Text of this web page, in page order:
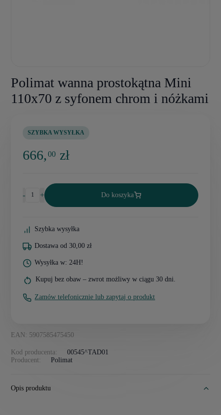
Polimat wanna prostokątna Mini
110x70 z syfonem chrom i nóżkami
EAN: 5907585475450
Kod producenta:
00545^TAD01
Producent:
Polimat
SZYBKA WYSYŁKA
666,00 zł
- + Do koszyka
Szybka wysyłka
Dostawa od 30,00 zł
Wysyłka w: 24H!
Kupuj bez obaw – zwrot możliwy w ciągu 30 dni.
Zamów telefonicznie lub zapytaj o produkt
Opis produktu